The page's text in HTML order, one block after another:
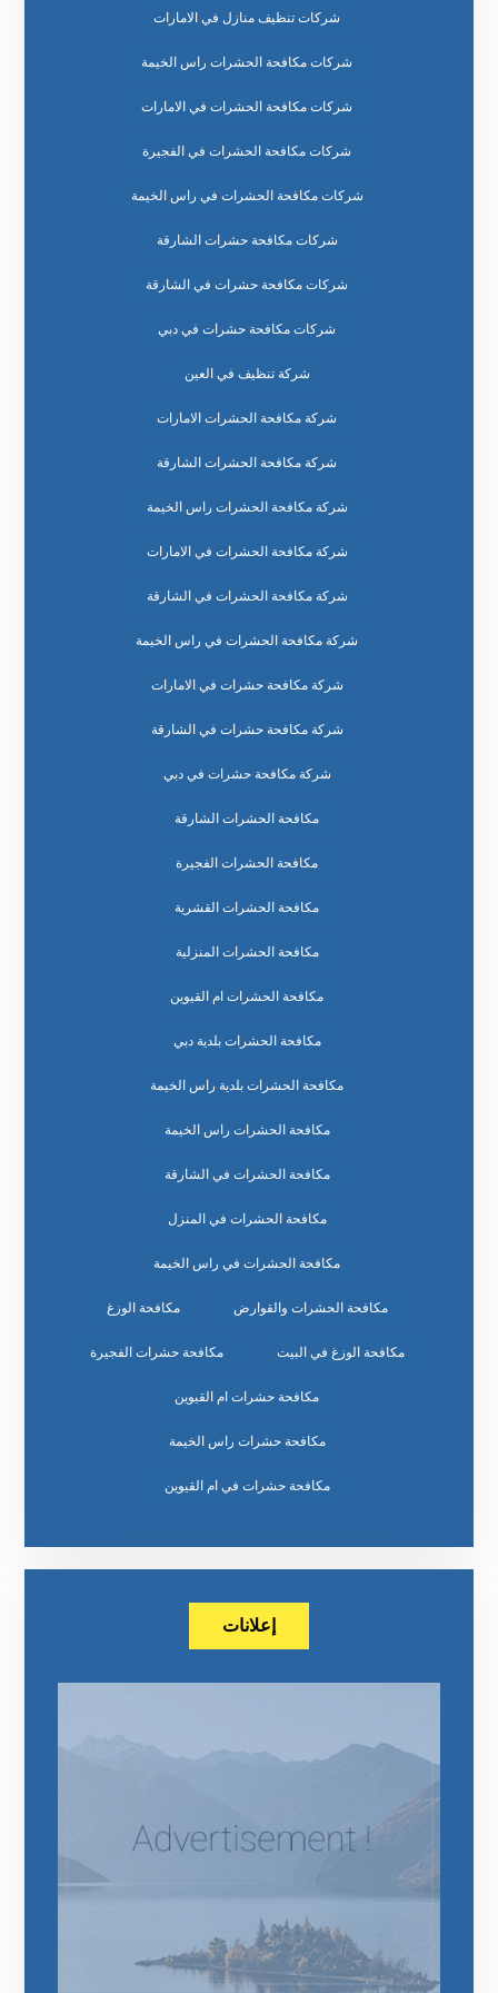
شركات تنظيف منازل في الامارات
شركات مكافحة الحشرات راس الخيمة
شركات مكافحة الحشرات في الامارات
شركات مكافحة الحشرات في الفجيرة
شركات مكافحة الحشرات في راس الخيمة
شركات مكافحة حشرات الشارقة
شركات مكافحة حشرات في الشارقة
شركات مكافحة حشرات في دبي
شركة تنظيف في العين
شركة مكافحة الحشرات الامارات
شركة مكافحة الحشرات الشارقة
شركة مكافحة الحشرات راس الخيمة
شركة مكافحة الحشرات في الامارات
شركة مكافحة الحشرات في الشارقة
شركة مكافحة الحشرات في راس الخيمة
شركة مكافحة حشرات في الامارات
شركة مكافحة حشرات في الشارقة
شركة مكافحة حشرات في دبي
مكافحة الحشرات الشارقة
مكافحة الحشرات الفجيرة
مكافحة الحشرات القشرية
مكافحة الحشرات المنزلية
مكافحة الحشرات ام القيوين
مكافحة الحشرات بلدية دبي
مكافحة الحشرات بلدية راس الخيمة
مكافحة الحشرات راس الخيمة
مكافحة الحشرات في الشارقة
مكافحة الحشرات في المنزل
مكافحة الحشرات في راس الخيمة
مكافحة الحشرات والقوارض مكافحة الوزغ
مكافحة الوزغ في البيت مكافحة حشرات الفجيرة
مكافحة حشرات ام القيوين
مكافحة حشرات راس الخيمة
مكافحة حشرات في ام القيوين
إعلانات